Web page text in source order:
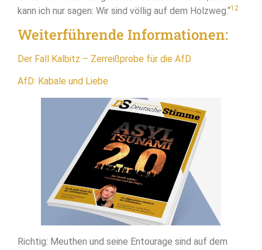
kann ich nur sagen: Wir sind völlig auf dem Holzweg.“12
Weiterführende Informationen:
Der Fall Kalbitz – Zerreißprobe für die AfD
AfD: Kabale und Liebe
Richtig: Meuthen und seine Entourage sind auf dem